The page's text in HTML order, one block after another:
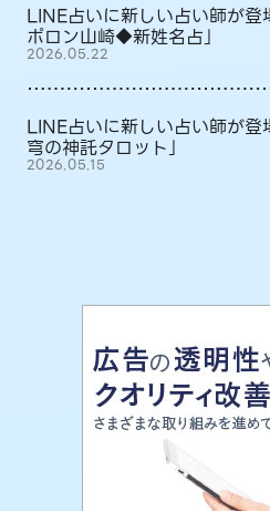
LINE占いに新しい占い師が
ポロン山崎◆新姓名占」
2026.05.22
LINE占いに新しい占い師が
穹の神託タロット」
2026.05.15